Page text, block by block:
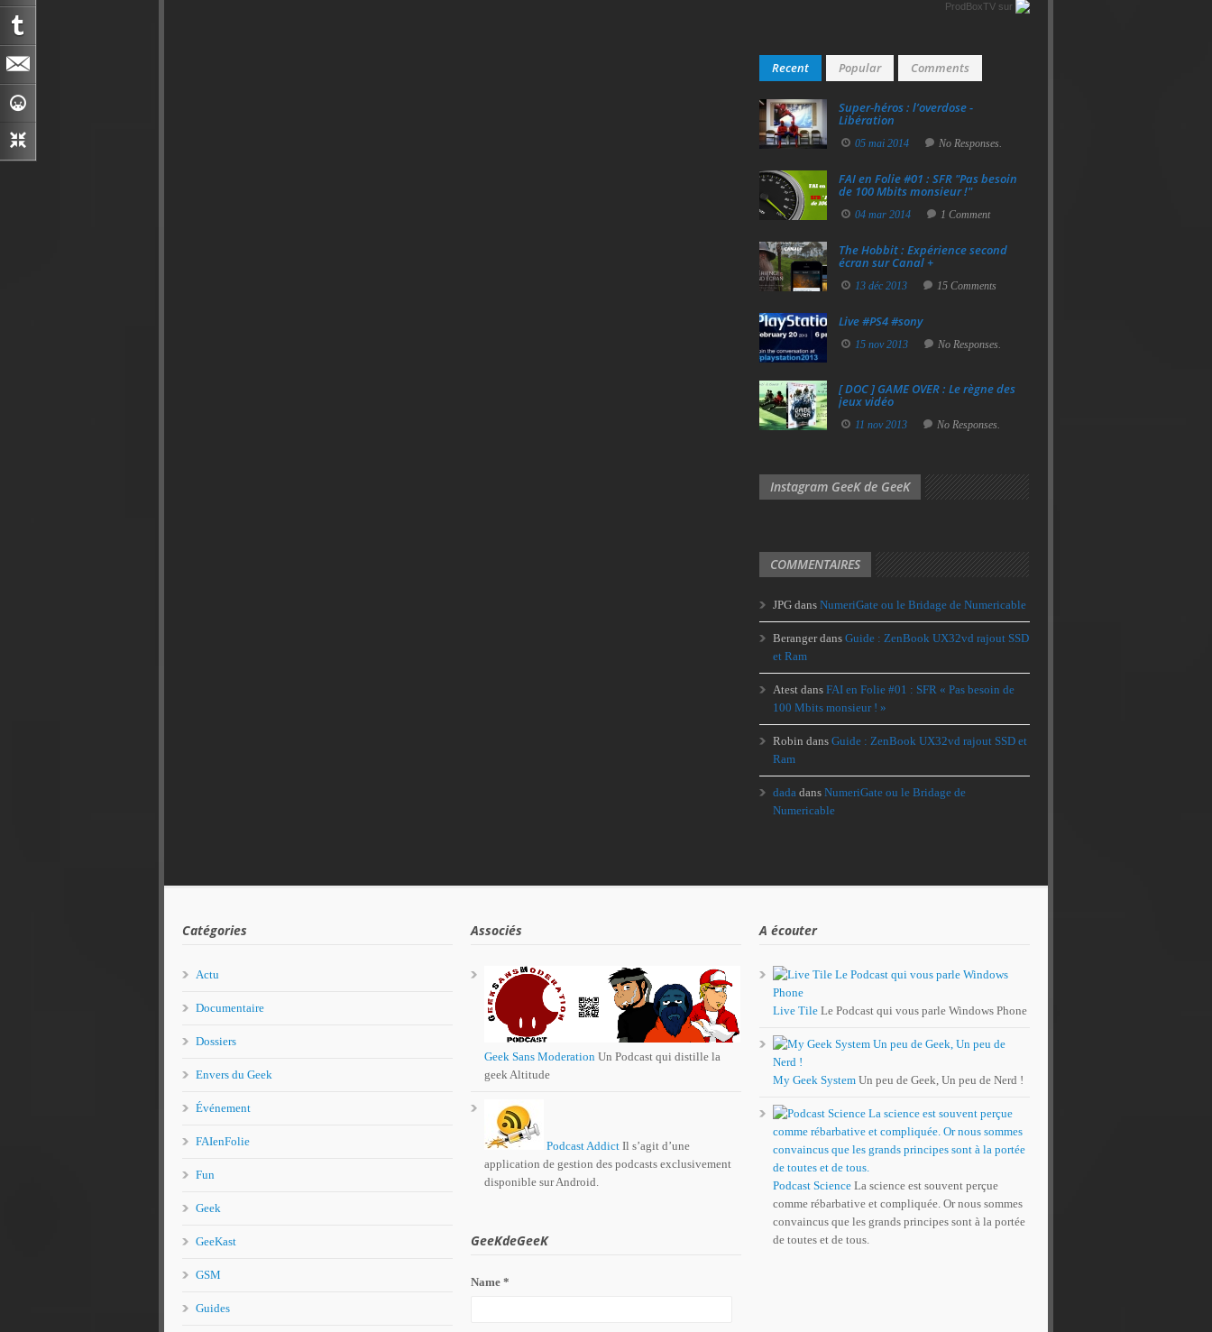
ProdBoxTV sur
Recent Popular Comments
Super‑héros : l’overdose -
Libération
05 mai 2014 No Responses.
FAI en Folie #01 : SFR "Pas besoin
de 100 Mbits monsieur !"
04 mar 2014 1 Comment
The Hobbit : Expérience second
écran sur Canal +
13 déc 2013 15 Comments
Live #PS4 #sony
15 nov 2013 No Responses.
[ DOC ] GAME OVER : Le règne des
jeux vidéo
11 nov 2013 No Responses.
Instagram GeeK de GeeK
COMMENTAIRES
JPG dans NumeriGate ou le Bridage de Numericable
Berangerdans Guide : ZenBook UX32vd rajout SSD
et Ram
Atest dans FAI en Folie #01 : SFR « Pas besoin de
100 Mbits monsieur ! »
Robin dans Guide : ZenBook UX32vd rajout SSD et
Ram
dada dans NumeriGate ou le Bridage de
Numericable
Catégories
Actu
Documentaire
Dossiers
Envers du Geek
Événement
FAIenFolie
Fun
Geek
GeeKast
GSM
Guides
Associés
Geek Sans ModerationUn Podcast qui distille la
geek Altitude
Podcast AddictIl s’agit d’une
application de gestion des podcasts exclusivement
disponible sur Android.
GeeKdeGeeK
Name *
A écouter
Live TileLe Podcast qui vous parle Windows Phone
My Geek SystemUn peu de Geek, Un peu de Nerd !
Podcast ScienceLa science est souvent perçue
comme rébarbative et compliquée. Or nous sommes
convaincus que les grands principes sont à la portée
de toutes et de tous.